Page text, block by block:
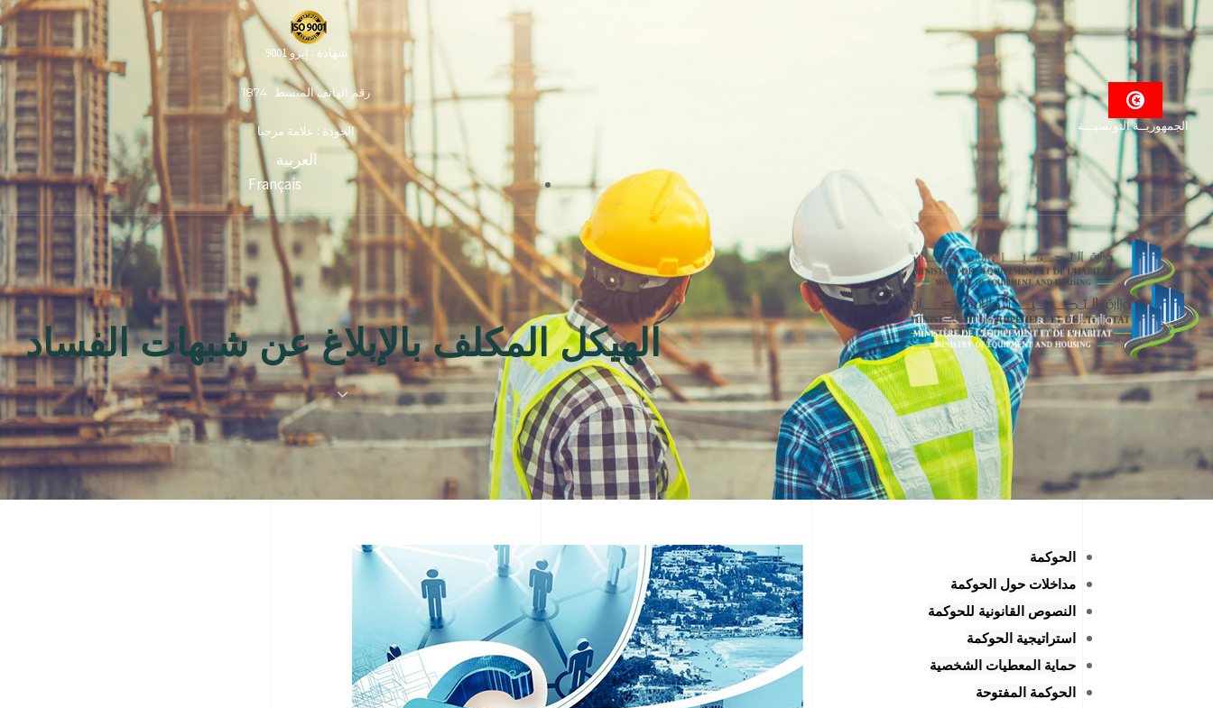
الجمهوريــة التونسيـــة
شهادة : إيزو 9001
رقم الهاتف المبسط : 1874
الجودة : علامة مرحبا
العربية
Français
الهيكل المكلف بالإبلاغ عن شبهات الفساد
الحوكمة
مداخلات حول الحوكمة
النصوص القانونية للحوكمة
استراتيجية الحوكمة
حماية المعطيات الشخصية
الحوكمة المفتوحة